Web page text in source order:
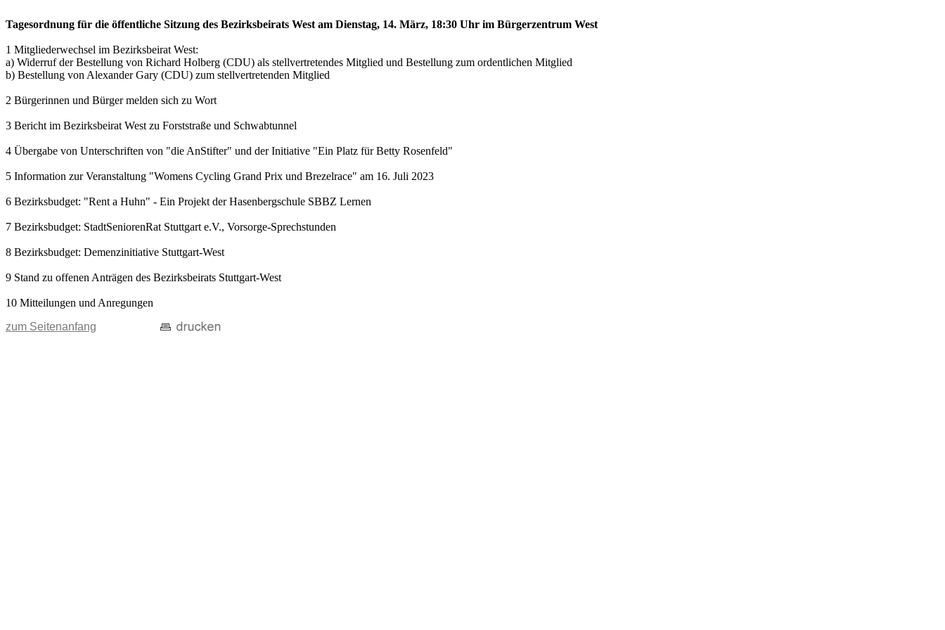
Tagesordnung für die öffentliche Sitzung des Bezirksbeirats West am Dienstag, 14. März, 18:30 Uhr im Bürgerzentrum West
1 Mitgliederwechsel im Bezirksbeirat West:
a) Widerruf der Bestellung von Richard Holberg (CDU) als stellvertretendes Mitglied und Bestellung zum ordentlichen Mitglied
b) Bestellung von Alexander Gary (CDU) zum stellvertretenden Mitglied
2 Bürgerinnen und Bürger melden sich zu Wort
3 Bericht im Bezirksbeirat West zu Forststraße und Schwabtunnel
4 Übergabe von Unterschriften von "die AnStifter" und der Initiative "Ein Platz für Betty Rosenfeld"
5 Information zur Veranstaltung "Womens Cycling Grand Prix und Brezelrace" am 16. Juli 2023
6 Bezirksbudget: "Rent a Huhn" - Ein Projekt der Hasenbergschule SBBZ Lernen
7 Bezirksbudget: StadtSeniorenRat Stuttgart e.V., Vorsorge-Sprechstunden
8 Bezirksbudget: Demenzinitiative Stuttgart-West
9 Stand zu offenen Anträgen des Bezirksbeirats Stuttgart-West
10 Mitteilungen und Anregungen
zum Seitenanfang